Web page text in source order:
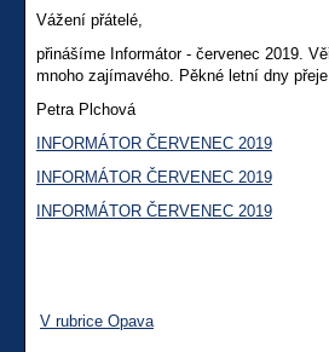
Vážení přátelé,
přinášíme Informátor - červenec 2019.
mnoho zajímavého. Pěkné letní dny
Petra Plchová
INFORMÁTOR ČERVENEC 2019
INFORMÁTOR ČERVENEC 2019
INFORMÁTOR ČERVENEC 2019
V rubrice Opava